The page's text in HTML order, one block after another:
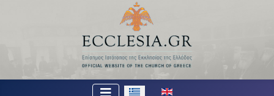
Επιλέξτε τη γλώσσα σας